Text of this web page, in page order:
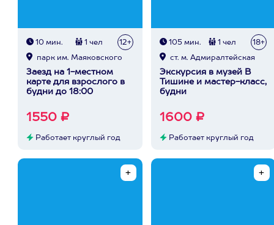
10 мин. 1 чел 12+
парк им. Маяковского
Заезд на 1-местном
карте для взрослого в
будни до 18:00
1550 ₽
Работает круглый год
105 мин. 1 чел 18+
ст. м. Адмиралтейская
Экскурсия в музей В
Тишине и мастер-класс,
будни
1600 ₽
Работает круглый год